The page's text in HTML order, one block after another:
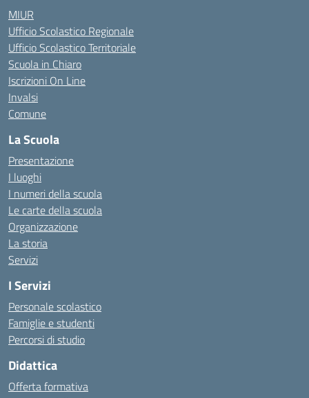
MIUR
Ufficio Scolastico Regionale
Ufficio Scolastico Territoriale
Scuola in Chiaro
Iscrizioni On Line
Invalsi
Comune
La Scuola
Presentazione
I luoghi
I numeri della scuola
Le carte della scuola
Organizzazione
La storia
Servizi
I Servizi
Personale scolastico
Famiglie e studenti
Percorsi di studio
Didattica
Offerta formativa